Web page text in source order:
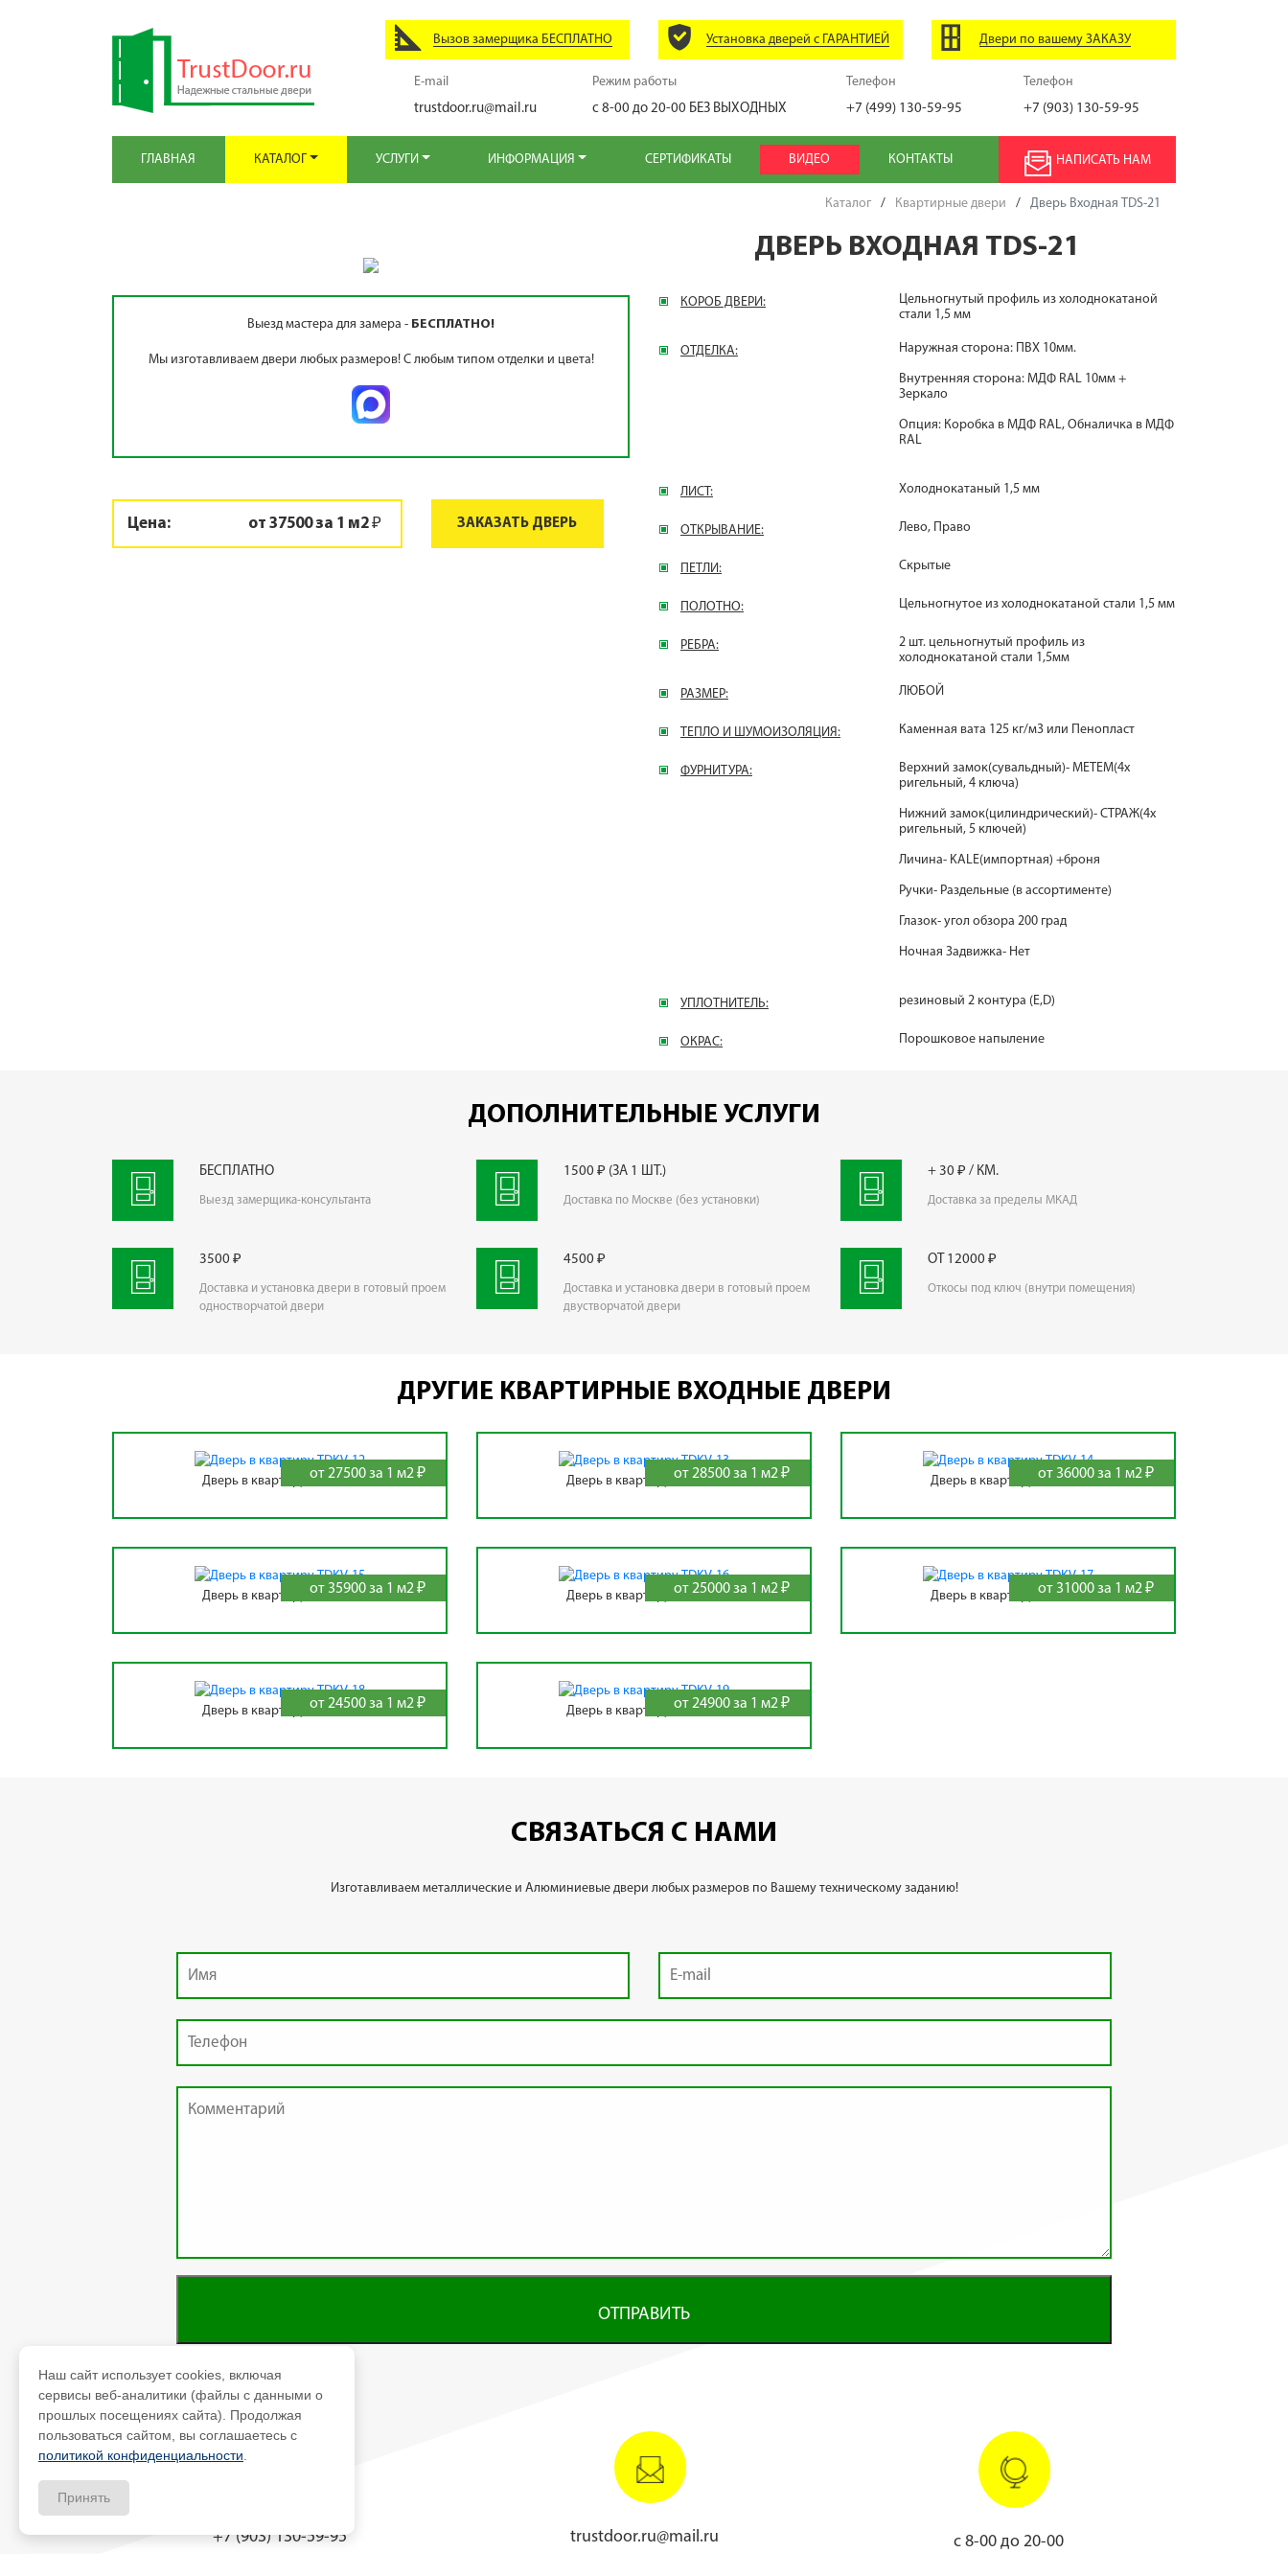
Вызов замерщика БЕСПЛАТНО Установка дверей с ГАРАНТИЕЙ Двери по вашему ЗАКАЗУ
E-mail
trustdoor.ru@mail.ru
Режим работы
с 8-00 до 20-00 БЕЗ ВЫХОДНЫХ
Телефон
+7 (499) 130-59-95
Телефон
+7 (903) 130-59-95
ГЛАВНАЯ КАТАЛОГ УСЛУГИ ИНФОРМАЦИЯ СЕРТИФИКАТЫ ВИДЕО КОНТАКТЫ НАПИСАТЬ НАМ
Каталог / Квартирные двери / Дверь Входная TDS-21
Выезд мастера для замера - БЕСПЛАТНО!
Мы изготавливаем двери любых размеров! С любым типом отделки и цвета!
Цена: от 37500 за 1 м2 ₽ ЗАКАЗАТЬ ДВЕРЬ
ДВЕРЬ ВХОДНАЯ TDS-21
КОРОБ ДВЕРИ:
Цельногнутый профиль из холоднокатаной
стали 1,5 мм
ОТДЕЛКА: Наружная сторона: ПВХ 10мм.
Внутренняя сторона: МДФ RAL 10мм +
Зеркало
Опция: Коробка в МДФ RAL, Обналичка в МДФ
RAL
ЛИСТ: Холоднокатаный 1,5 мм
ОТКРЫВАНИЕ: Лево, Право
ПЕТЛИ: Скрытые
ПОЛОТНО: Цельногнутое из холоднокатаной стали 1,5 мм
РЕБРА:
2 шт. цельногнутый профиль из
холоднокатаной стали 1,5мм
РАЗМЕР: ЛЮБОЙ
ТЕПЛО И ШУМОИЗОЛЯЦИЯ: Каменная вата 125 кг/м3 или Пенопласт
ФУРНИТУРА:
Верхний замок(сувальдный)- МЕТЕМ(4х
ригельный, 4 ключа)
Нижний замок(цилиндрический)- СТРАЖ(4х
ригельный, 5 ключей)
Личина- KALE(импортная) +броня
Ручки- Раздельные (в ассортименте)
Глазок- угол обзора 200 град
Ночная Задвижка- Нет
УПЛОТНИТЕЛЬ: резиновый 2 контура (E,D)
ОКРАС: Порошковое напыление
ДОПОЛНИТЕЛЬНЫЕ УСЛУГИ
БЕСПЛАТНО
Выезд замерщика-консультанта
1500 ₽ (ЗА 1 ШТ.)
Доставка по Москве (без установки)
+ 30 ₽ / КМ.
Доставка за пределы МКАД
3500 ₽
Доставка и установка двери в готовый проем
одностворчатой двери
4500 ₽
Доставка и установка двери в готовый проем
двустворчатой двери
ОТ 12000 ₽
Откосы под ключ (внутри помещения)
ДРУГИЕ КВАРТИРНЫЕ ВХОДНЫЕ ДВЕРИ
от 27500 за 1 м2 ₽
Дверь в квартиру TDKV-12 от 28500 за 1 м2 ₽
Дверь в квартиру TDKV-13 от 36000 за 1 м2 ₽
Дверь в квартиру TDKV-14
от 35900 за 1 м2 ₽
Дверь в квартиру TDKV-15 от 25000 за 1 м2 ₽
Дверь в квартиру TDKV-16 от 31000 за 1 м2 ₽
Дверь в квартиру TDKV-17
от 24500 за 1 м2 ₽
Дверь в квартиру TDKV-18 от 24900 за 1 м2 ₽
Дверь в квартиру TDKV-19
СВЯЗАТЬСЯ С НАМИ
Изготавливаем металлические и Алюминиевые двери любых размеров по Вашему техническому заданию!
ОТПРАВИТЬ
+7 (903) 130-59-95 trustdoor.ru@mail.ru с 8-00 до 20-00
Наш сайт использует cookies, включая
сервисы веб-аналитики (файлы с данными о
прошлых посещениях сайта). Продолжая
пользоваться сайтом, вы соглашаетесь с
политикой конфиденциальности
Принять